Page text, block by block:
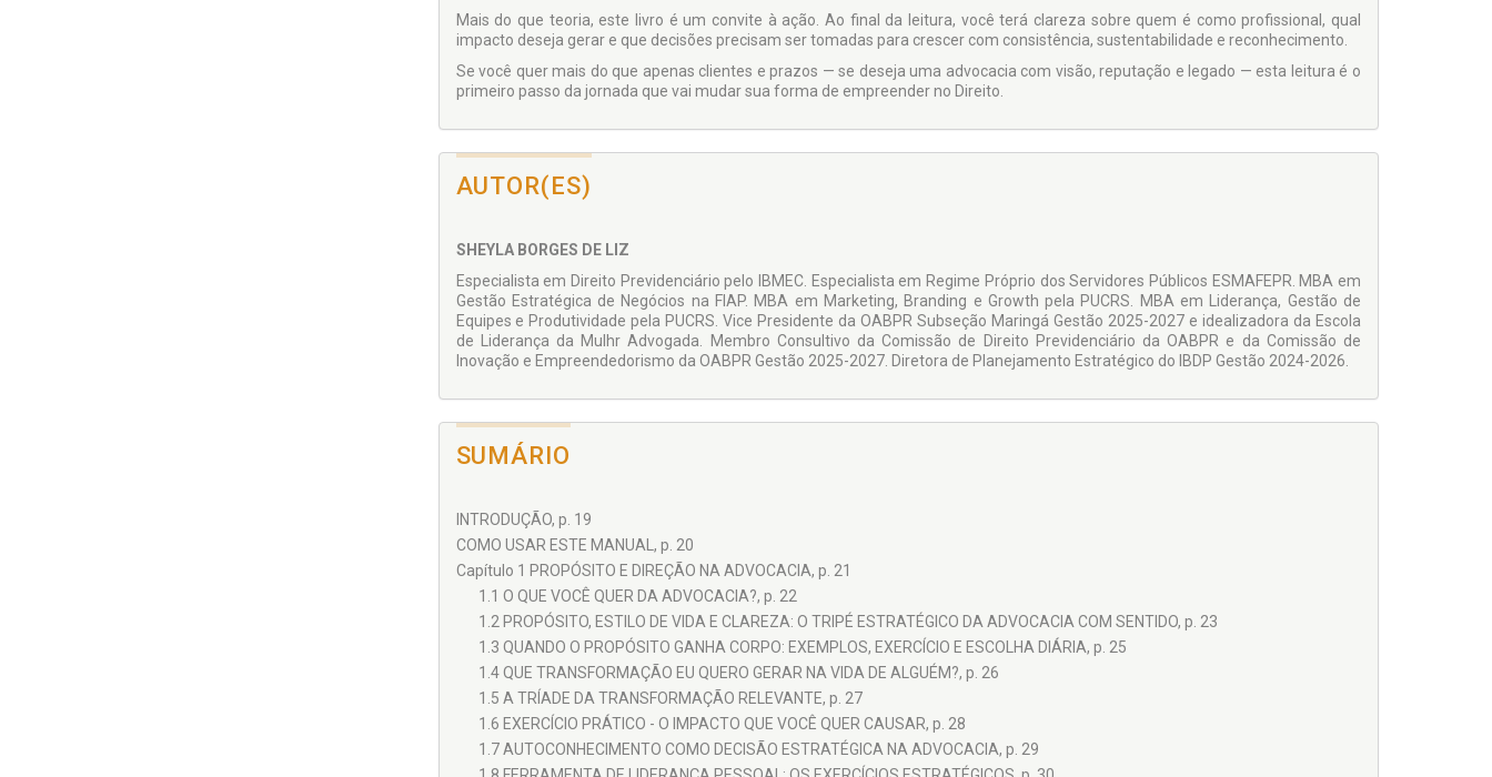
Mais do que teoria, este livro é um convite à ação. Ao final da leitura, você terá clareza sobre quem é como profissional, qual
impacto deseja gerar e que decisões precisam ser tomadas para crescer com consistência, sustentabilidade e reconhecimento.
Se você quer mais do que apenas clientes e prazos — se deseja uma advocacia com visão, reputação e legado — esta leitura é o
primeiro passo da jornada que vai mudar sua forma de empreender no Direito.
AUTOR(ES)
SHEYLA BORGES DE LIZ
Especialista em Direito Previdenciário pelo IBMEC. Especialista em Regime Próprio dos Servidores Públicos ESMAFEPR. MBA em
Gestão Estratégica de Negócios na FIAP. MBA em Marketing, Branding e Growth pela PUCRS. MBA em Liderança, Gestão de
Equipes e Produtividade pela PUCRS. Vice Presidente da OABPR Subseção Maringá Gestão 2025-2027 e idealizadora da Escola
de Liderança da Mulhr Advogada. Membro Consultivo da Comissão de Direito Previdenciário da OABPR e da Comissão de
Inovação e Empreendedorismo da OABPR Gestão 2025-2027. Diretora de Planejamento Estratégico do IBDP Gestão 2024-2026.
SUMÁRIO
INTRODUÇÃO, p. 19
COMO USAR ESTE MANUAL, p. 20
Capítulo 1 PROPÓSITO E DIREÇÃO NA ADVOCACIA, p. 21
1.1 O QUE VOCÊ QUER DA ADVOCACIA?, p. 22
1.2 PROPÓSITO, ESTILO DE VIDA E CLAREZA: O TRIPÉ ESTRATÉGICO DA ADVOCACIA COM SENTIDO, p. 23
1.3 QUANDO O PROPÓSITO GANHA CORPO: EXEMPLOS, EXERCÍCIO E ESCOLHA DIÁRIA, p. 25
1.4 QUE TRANSFORMAÇÃO EU QUERO GERAR NA VIDA DE ALGUÉM?, p. 26
1.5 A TRÍADE DA TRANSFORMAÇÃO RELEVANTE, p. 27
1.6 EXERCÍCIO PRÁTICO - O IMPACTO QUE VOCÊ QUER CAUSAR, p. 28
1.7 AUTOCONHECIMENTO COMO DECISÃO ESTRATÉGICA NA ADVOCACIA, p. 29